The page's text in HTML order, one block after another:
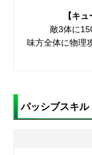
【キ
敵3体に
味方全体に物理
パッシブスキル